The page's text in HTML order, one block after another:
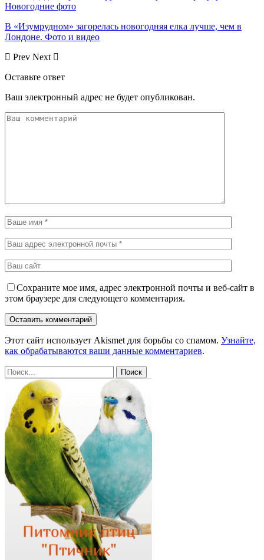
Новогодние фото
В «Изумрудном» загорелась новогодняя елка лучше, чем в
Лондоне. Фото и видео
Prev Next
Оставьте ответ
Ваш электронный адрес не будет опубликован.
Сохраните мое имя, адрес электронной почты и веб-сайт в
этом браузере для следующего комментария.
Этот сайт использует Akismet для борьбы со спамом. Узнайте,
как обрабатываются ваши данные комментариев.